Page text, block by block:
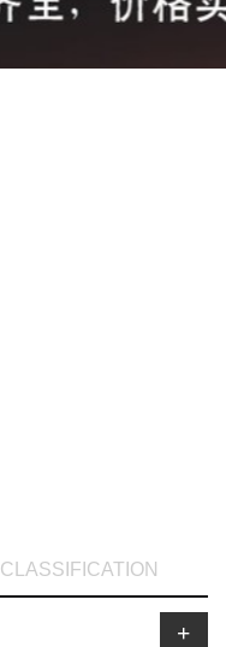
CLASSIFICATION
+